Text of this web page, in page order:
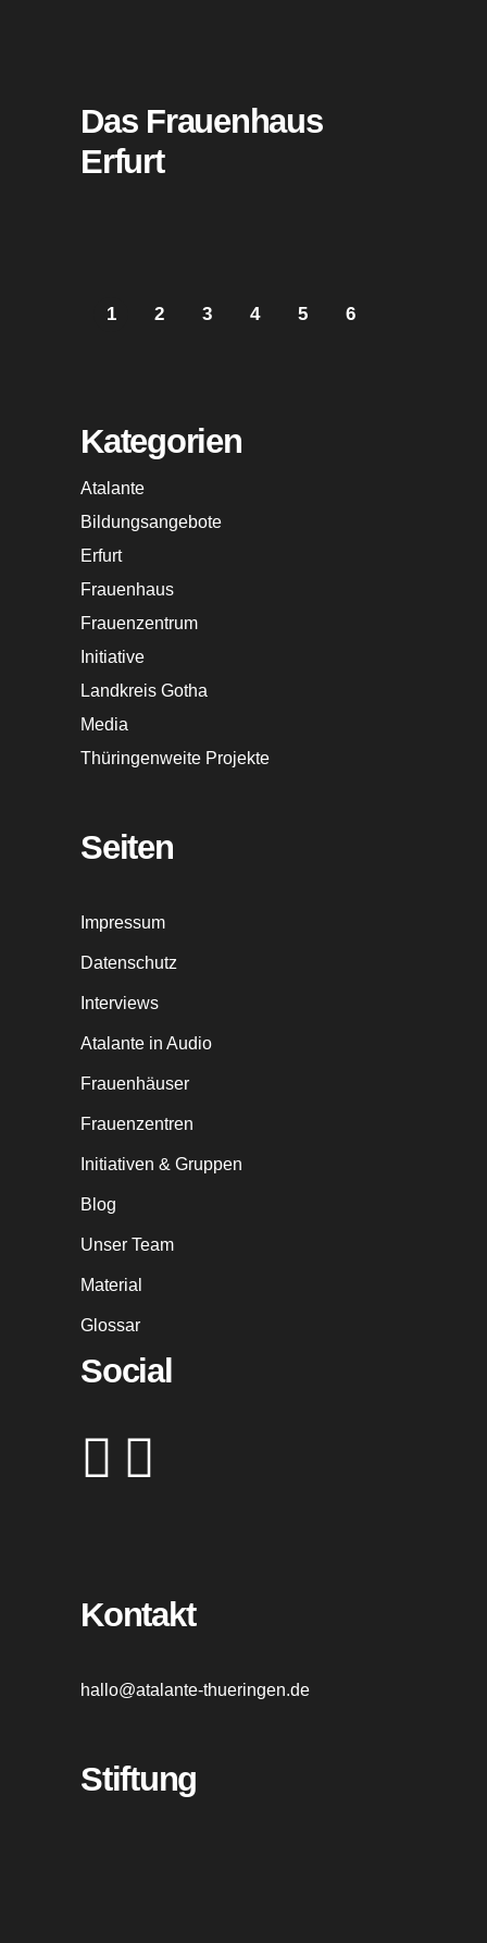
Das Frauenhaus
Erfurt
1 2 3 4 5 6
Kategorien
Atalante
Bildungsangebote
Erfurt
Frauenhaus
Frauenzentrum
Initiative
Landkreis Gotha
Media
Thüringenweite Projekte
Seiten
Impressum
Datenschutz
Interviews
Atalante in Audio
Frauenhäuser
Frauenzentren
Initiativen & Gruppen
Blog
Unser Team
Material
Glossar
Social
Kontakt
hallo@atalante-thueringen.de
Stiftung